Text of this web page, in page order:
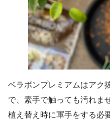
ベラボンプレミアムはアク
で、素手で触っても汚れま
植え替え時に軍手をする必